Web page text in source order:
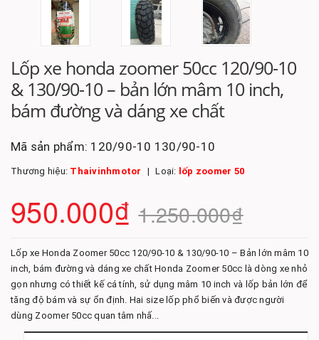
Lốp xe honda zoomer 50cc 120/90-10
& 130/90-10 – bản lớn mâm 10 inch,
bám đường và dáng xe chất
Mã sản phẩm: 120/90-10 130/90-10
Thương hiệu: Thaivinhmotor Loại: lốp zoomer 50
950.000₫ 1.250.000₫
Lốp xe Honda Zoomer 50cc 120/90-10 & 130/90-10 – Bản lớn mâm 10
inch, bám đường và dáng xe chất Honda Zoomer 50cc là dòng xe nhỏ
gọn nhưng có thiết kế cá tính, sử dụng mâm 10 inch và lốp bản lớn để
tăng độ bám và sự ổn định. Hai size lốp phổ biến và được người
dùng Zoomer 50cc quan tâm nhấ...